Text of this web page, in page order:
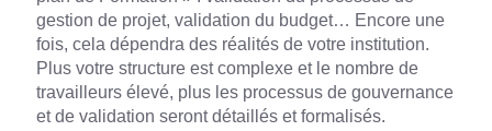
gestion de projet, validation du budget… Encore une
fois, cela dépendra des réalités de votre institution.
Plus votre structure est complexe et le nombre de
travailleurs élevé, plus les processus de gouvernance
et de validation seront détaillés et formalisés.